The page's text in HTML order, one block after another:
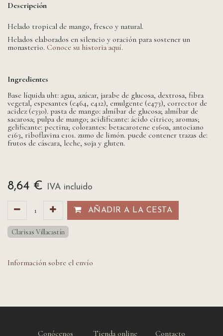
Descripción
Helado tropical de mango, fresco y natural.
Helados elaborados en silencio y oración para sostener un
monasterio. Conoce su historia aquí.
Ingredientes
Base líquida uht: agua, azúcar, jarabe de glucosa, dextrosa, fibra
vegetal, espesantes (e464, e412), emulgente (e473), corrector de
acidez (e330). pasta de mango: almíbar de glucosa; almíbar de
sacarosa; pulpa de mango; acidificante: ácido cítrico; aromas;
gelificante: pectina; colorantes: betacarotene e160a, antociano
e163, riboflavina e101. zumo de limón. puede contener trazas de:
frutos de cáscara, leche, soja y gluten.
8,64 € IVA incluido
AÑADIR A LA CESTA​​
Clarisas Villacastín
Información sobre el envío
Conócenos Tienda online Contacto